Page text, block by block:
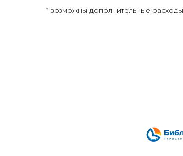
* возможны дополнительные расходы